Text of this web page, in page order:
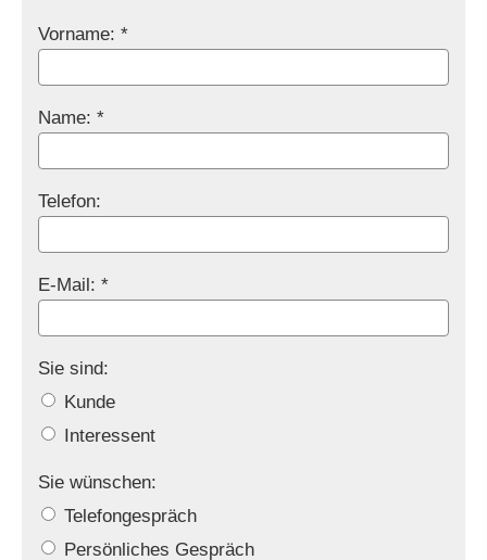
Vorname: *
Name: *
Telefon:
E-Mail: *
Sie sind:
Kunde
Interessent
Sie wünschen:
Telefongespräch
Persönliches Gespräch